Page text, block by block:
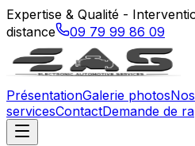
Expertise & Qualité -
distance
09 79 99 86 09
PrésentationGalerie photosNos
servicesContactDemande de